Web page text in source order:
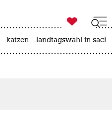

taz zahl ich
katzen landtagswahl in